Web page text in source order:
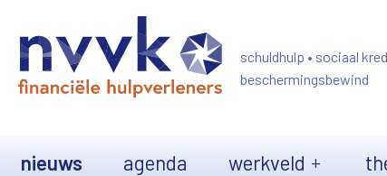
schuldhulp • sociaal
beschermingsbewind
nieuws agenda werkveld